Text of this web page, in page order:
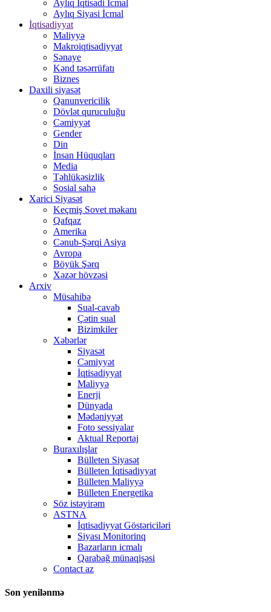
Aylıq İqtisadi İcmal
Aylıq Siyasi İcmal
İqtisadiyyat
Maliyyə
Makroiqtisadiyyat
Sənaye
Kənd təsərrüfatı
Biznes
Daxili siyasət
Qanunvericilik
Dövlət quruculuğu
Cəmiyyət
Gender
Din
İnsan Hüquqları
Media
Təhlükəsizlik
Sosial sahə
Xarici Siyasət
Keçmiş Sovet məkanı
Qafqaz
Amerika
Cənub-Şərqi Asiya
Avropa
Böyük Şərq
Xəzər hövzəsi
Arxiv
Müsahibə
Sual-cavab
Çətin sual
Bizimkiler
Xəbərlər
Siyasət
Cəmiyyət
İqtisadiyyat
Maliyyə
Enerji
Dünyada
Mədəniyyət
Foto sessiyalar
Aktual Reportaj
Buraxılışlar
Bülleten Siyasət
Bülleten İqtisadiyyat
Bülleten Maliyyə
Bülleten Energetika
Söz istəyirəm
ASTNA
İqtisadiyyat Göstəriciləri
Siyası Monitorinq
Bazarların icmalı
Qarabağ münaqişəsi
Contact az
Son yenilənmə